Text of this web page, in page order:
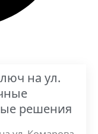
на ул.
решения